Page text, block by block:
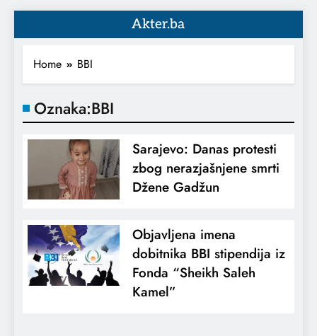
Akter.ba
Home BBI
Oznaka:BBI
Sarajevo: Danas protesti
zbog nerazjašnjene smrti
Džene Gadžun
Objavljena imena
dobitnika BBI stipendija iz
Fonda “Sheikh Saleh
Kamel”